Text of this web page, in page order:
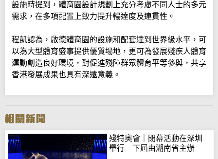
設施時提到，體育園設計規劃上充分考慮不同人士的多元
需求，在多項配置上致力提升暢達度及連貫性。
程凱認為，啟德體育園的設施和配套達到世界級水平，可
以為大型體育盛事提供優質場地，更可為發展殘疾人體育
運動創造良好環境，對促進殘障群眾體育平等參與，共享
香港發展成果也具有深遠意義。
殘特奧會｜閉幕活動在深圳
舉行 下屆由湖南省主辦